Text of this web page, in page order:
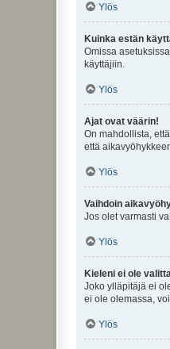
Ylös
Kuinka estän
Omissa
käyttäjiin.
Ylös
Ajat ovat väärin!
On mahdollista,
että
Ylös
Vaihdoin
Jos olet varmasti
Ylös
Kieleni ei ole
Joko ylläpitäjä ei
ei ole olemassa,
Ylös